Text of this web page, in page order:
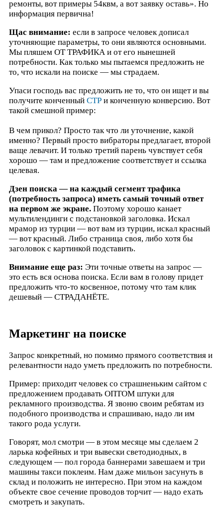
ремонты, вот примеры 54квм, а вот заявку оставь». Но
информация первична!
Щас внимание: если в запросе человек дописал
уточняющие параметры, то они являются основными.
Мы пляшем ОТ ТРАФИКА и от его нынешней
потребности. Как только мы пытаемся предложить не
то, что искали на поиске — мы страдаем.
Упаси господь вас предложить не то, что он ищет и вы
получите конченный СТР и конченную конверсию. Вот
такой смешной пример:
В чем прикол? Просто так что ли уточнение, какой
именно? Первый просто вибраторы предлагает, второй
ваще левачит. И только третий парень чувствует себя
хорошо — там и предложение соответствует и ссылка
целевая.
Дзен поиска — на каждый сегмент трафика
(потребность запроса) иметь самый точный ответ
на первом же экране. Поэтому хорошо канает
мультилендинги с подстановкой заголовка. Искал
мрамор из турции — вот вам из турции, искал красный
— вот красный. Либо страница своя, либо хотя бы
заголовок с картинкой подставить.
Внимание еще раз: Эти точные ответы на запрос —
это есть вся основа поиска. Если вам в голову придет
предложить что-то косвенное, потому что там клик
дешевый — СТРАДАНЁТЕ.
Маркетинг на поиске
Запрос конкретный, но помимо прямого соответствия и
релевантности надо уметь предложить по потребности.
Пример: приходит человек со страшненьким сайтом с
предложением продавать ОПТОМ штуки для
рекламного производства. Я звоню своим ребятам из
подобного производства и спрашиваю, надо ли им
такого рода услуги.
Говорят, мол смотри — в этом месяце мы сделаем 2
ларька кофейных и три вывески светодиодных, в
следующем — пол города баннерами завешаем и три
машины такси поклеим. Нам даже мильон засунуть в
склад и положить не интересно. При этом на каждом
объекте свое сечение проводов торчит — надо ехать
смотреть и закупать.